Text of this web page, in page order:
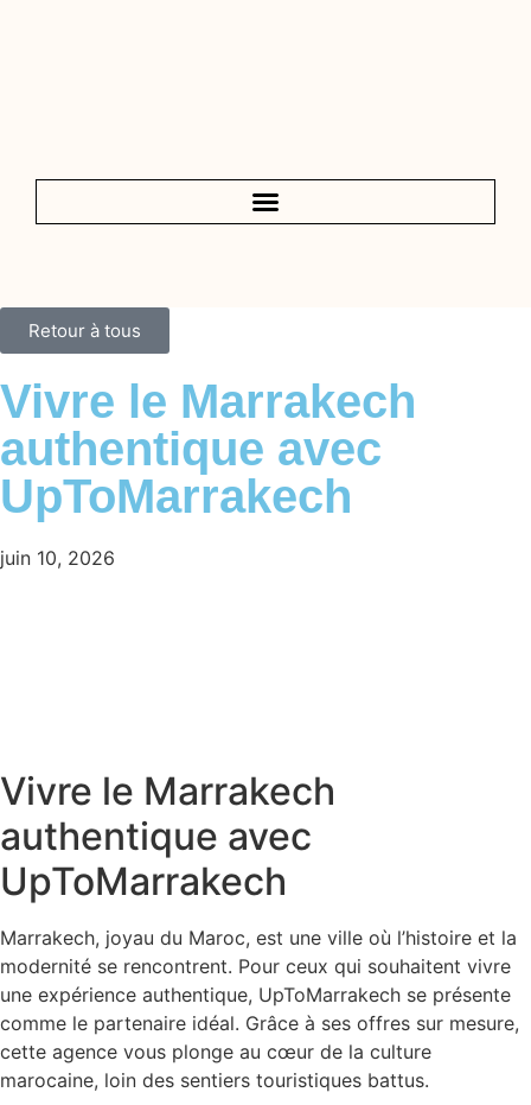
Retour à tous
Vivre le Marrakech
authentique avec
UpToMarrakech
juin 10, 2026
Vivre le Marrakech
authentique avec
UpToMarrakech
Marrakech, joyau du Maroc, est une ville où l’histoire et la
modernité se rencontrent. Pour ceux qui souhaitent vivre
une expérience authentique, UpToMarrakech se présente
comme le partenaire idéal. Grâce à ses offres sur mesure,
cette agence vous plonge au cœur de la culture
marocaine, loin des sentiers touristiques battus.